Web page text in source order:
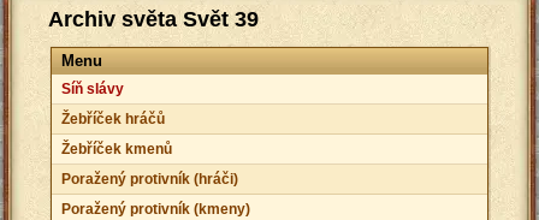
Archiv světa Svět 39
Menu
Síň slávy
Žebříček hráčů
Žebříček kmenů
Poražený protivník (hráči)
Poražený protivník (kmeny)